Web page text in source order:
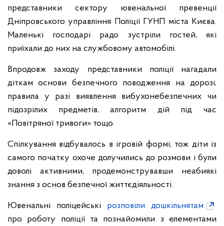
представники сектору ювенальної превенції
Дніпровського управління Поліції ГУНП міста Києва.
Маленькі господарі радо зустріли гостей, які
приїхали до них на службовому автомобілі.
Впродовж заходу представники поліції нагадали
діткам основи безпечного поводження на дорозі,
правила у разі виявлення вибухонебезпечних чи
підозрілих предметів, алгоритм дій під час
«Повітряної тривоги» тощо.
Спілкування відбувалось в ігровій формі, тож діти із
самого початку охоче долучились до розмови і були
доволі активними, продемонструвавши неабиякі
знання з основ безпечної життєдіяльності.
Ювенальні поліцейські розповіли дошкільнятам
про роботу поліції та познайомили з елементами